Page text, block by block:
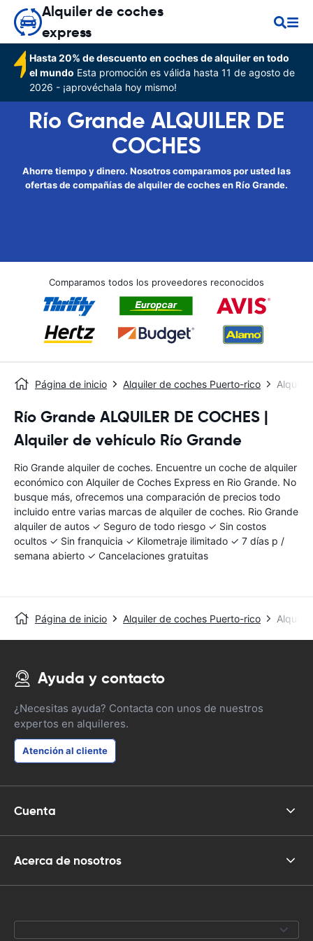
Alquiler de coches
express
Hasta 20% de descuento en coches de alquiler en todo
el mundo Esta promoción es válida hasta 11 de agosto de
2026 - ¡aprovéchala hoy mismo!
Río Grande ALQUILER DE
COCHES
Ahorre tiempo y dinero. Nosotros comparamos por usted las
ofertas de compañías de alquiler de coches en Río Grande.
Comparamos todos los proveedores reconocidos
Página de inicio Alquiler de coches Puerto-rico
Río Grande ALQUILER DE COCHES |
Alquiler de vehículo Río Grande
Rio Grande alquiler de coches. Encuentre un coche de alquiler
económico con Alquiler de Coches Express en Rio Grande. No
busque más, ofrecemos una comparación de precios todo
incluido entre varias marcas de alquiler de coches. Rio Grande
alquiler de autos ✓ Seguro de todo riesgo ✓ Sin costos
ocultos ✓ Sin franquicia ✓ Kilometraje ilimitado ✓ 7 días p /
semana abierto ✓ Cancelaciones gratuitas
Página de inicio Alquiler de coches Puerto-rico
Ayuda y contacto
¿Necesitas ayuda? Contacta con unos de nuestros
expertos en alquileres.
Atención al cliente
Cuenta
Acerca de nosotros